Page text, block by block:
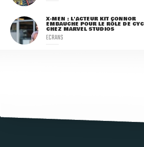
X-MEN : L'ACTEUR KIT CONNOR
EMBAUCHÉ POUR LE RÔLE DE
CHEZ MARVEL STUDIOS
ECRANS